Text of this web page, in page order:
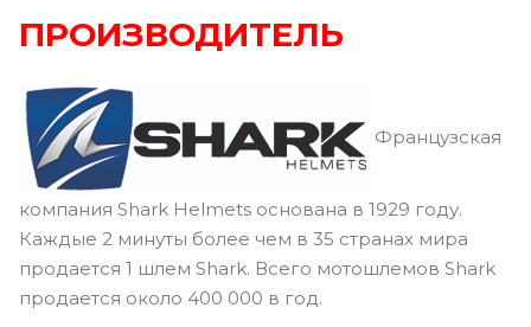
ПРОИЗВОДИТЕЛЬ
Французская
компания Shark Helmets основана в 1929 году.
Каждые 2 минуты более чем в 35 странах мира
продается 1 шлем Shark. Всего мотошлемов Shark
продается около 400 000 в год.